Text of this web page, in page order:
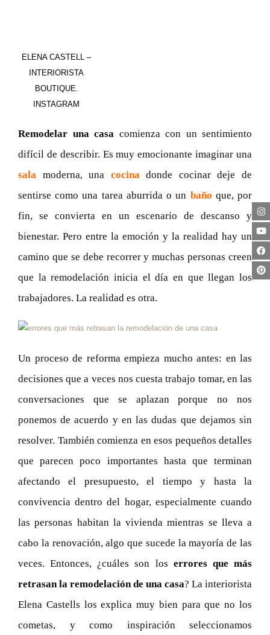
ELENA CASTELL –
INTERIORISTA
BOUTIQUE.
INSTAGRAM
Remodelar una casa comienza con un sentimiento
difícil de describir. Es muy emocionante imaginar una
sala moderna, una cocina donde cocinar deje de
sentirse como una tarea aburrida o un baño que, por
fin, se convierta en un escenario de descanso y
bienestar. Pero entre la emoción y la realidad hay un
camino que se debe recorrer y muchas personas creen
que la remodelación inicia el día en que llegan los
trabajadores. La realidad es otra.
Un proceso de reforma empieza mucho antes: en las
decisiones que a veces nos cuesta trabajo tomar, en las
conversaciones que se aplazan porque no nos
ponemos de acuerdo y en las dudas que dejamos sin
resolver. También comienza en esos pequeños detalles
que parecen poco importantes hasta que terminan
afectando el presupuesto, el tiempo y hasta la
convivencia dentro del hogar, especialmente cuando
las personas habitan la vivienda mientras se lleva a
cabo la renovación, algo que sucede la mayoría de las
veces. Entonces, ¿cuáles son los errores que más
retrasan la remodelación de una casa? La interiorista
Elena Castells los explica muy bien para que no los
cometas, y como inspiración seleccionamos